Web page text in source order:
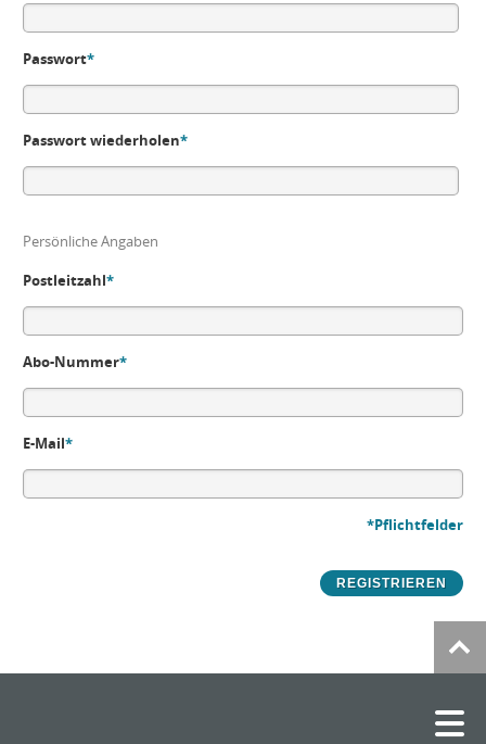
Passwort*
Passwort wiederholen*
Persönliche Angaben
Postleitzahl*
Abo-Nummer*
E-Mail*
*Pflichtfelder